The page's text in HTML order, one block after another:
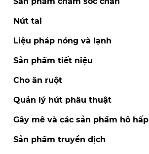
Nút tai
Liệu pháp nóng và lạnh
Sản phẩm tiết niệu
Cho ăn ruột
Quản lý hút phẫu thuật
Gây mê và các sản phẩm hô hấp
Sản phẩm truyền dịch